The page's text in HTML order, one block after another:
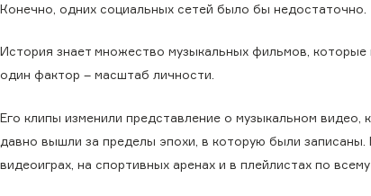
Конечно, одних социальных сетей было бы недостаточно.
История знает множество музыкальных фильмов,
один фактор – масштаб личности.
Его клипы изменили представление о музыкальном
давно вышли за пределы эпохи, в которую были
видеоиграх, на спортивных аренах и в плейлистах по всему